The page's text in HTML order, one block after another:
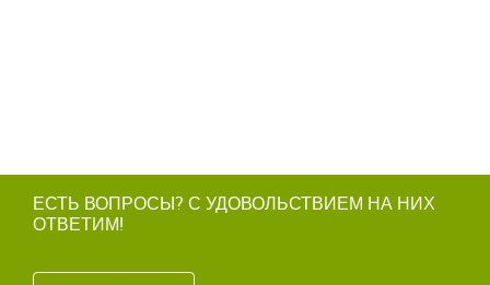
ЕСТЬ ВОПРОСЫ? С УДОВОЛЬСТВИЕМ НА НИХ
ОТВЕТИМ!